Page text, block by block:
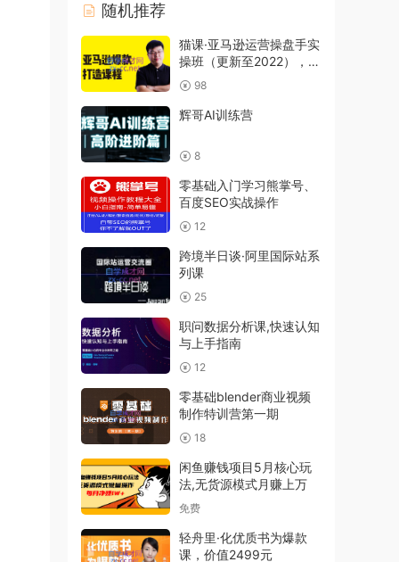
随机推荐
猫课·亚马逊运营操盘手实
操班（更新至2022），价
值3980元
98
辉哥AI训练营
8
零基础入门学习熊掌号、
百度SEO实战操作
12
跨境半日谈·阿里国际站系
列课
25
职问数据分析课,快速认知
与上手指南
12
零基础blender商业视频
制作特训营第一期
18
闲鱼赚钱项目5月核心玩
法,无货源模式月赚上万
免费
轻舟里·化优质书为爆款
课，价值2499元